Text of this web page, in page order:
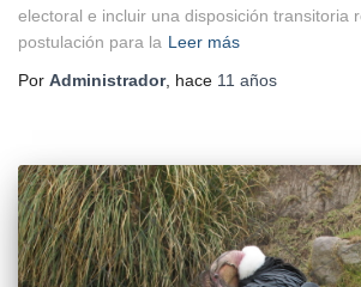
electoral e incluir una disposición transitoria
postulación para la Leer más
Por Administrador, hace 11 años